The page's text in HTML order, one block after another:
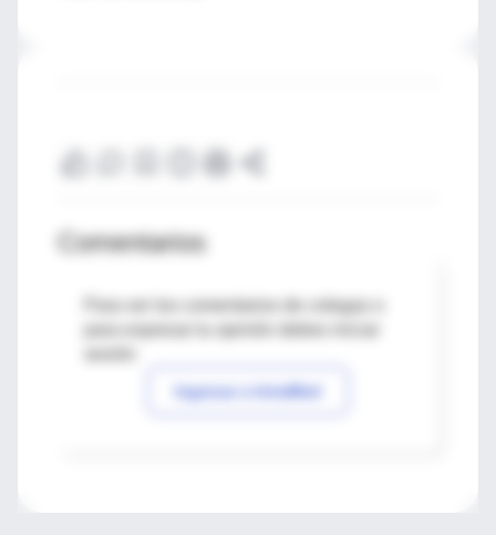
Comentarios
Para ver los comentarios de colegas o
Ingresar a IntraMed